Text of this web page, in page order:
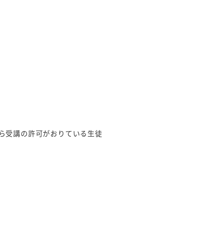
受講の許可がおりている生徒